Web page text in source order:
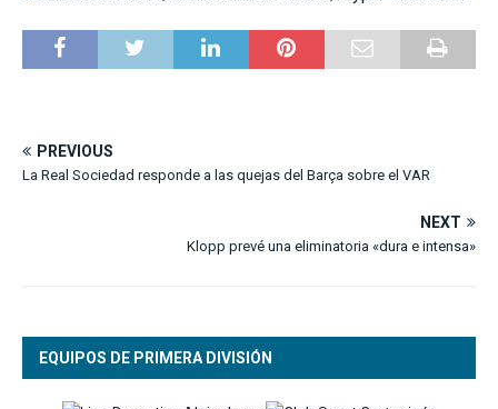
PREVIOUS
La Real Sociedad responde a las quejas del Barça sobre el VAR
NEXT
Klopp prevé una eliminatoria «dura e intensa»
EQUIPOS DE PRIMERA DIVISIÓN